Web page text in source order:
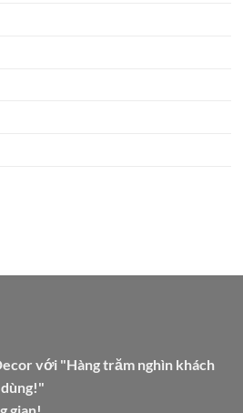
với "Hàng trăm nghìn khách